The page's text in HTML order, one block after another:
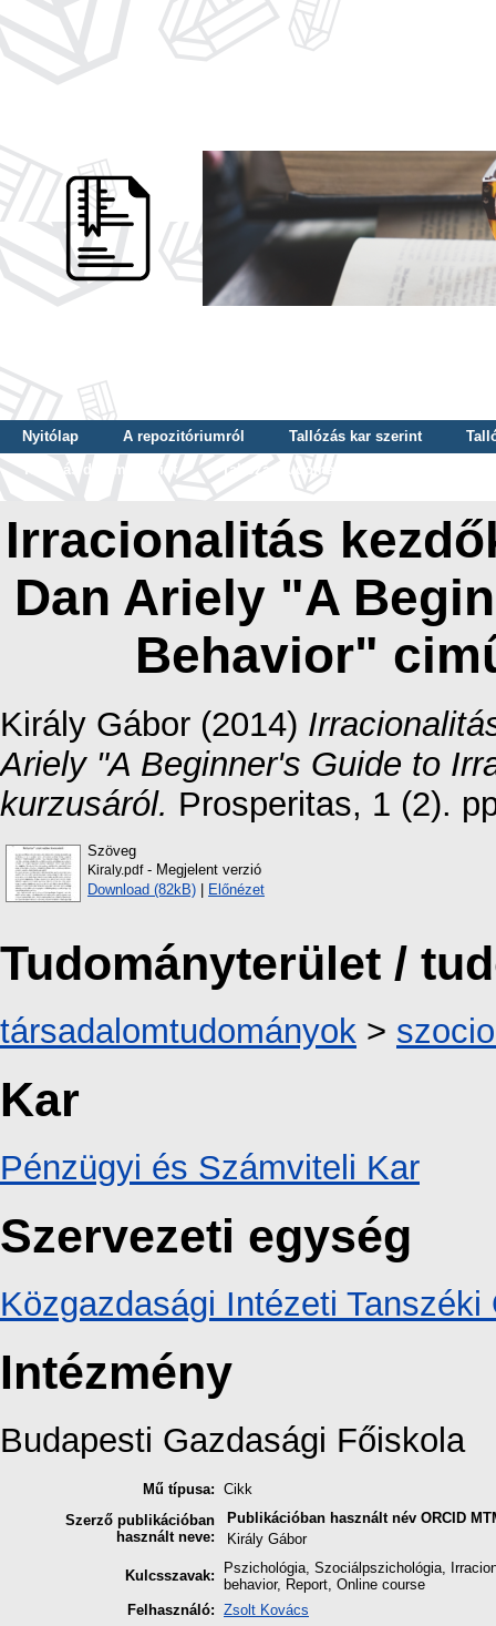
Nyitólap A repozitóriumról Tallózás kar szerint
Tallózás dátum szerint
Tallózás tudományterület szerint
Irracionalitás
Dan Ariely "A
Behavior"
Király Gábor (2014)
Ariely "A Beginner's Guide to
kurzusáról. Prosperitas, 1 (2).
Szöveg
Kiraly.pdf- Megjelent verzió
Download (82kB) | Előnézet
Tudományterület /
társadalomtudományok >
Kar
Pénzügyi és Számviteli Kar
Szervezeti egység
Közgazdasági Intézeti Tanszéki
Intézmény
Budapesti Gazdasági Főiskola
Mű típusa: Cikk
Szerző publikációban
használt neve:
Publikációban használt név ORCID
Király Gábor
Kulcsszavak:
Pszichológia, Szociálpszichológia,
behavior, Report, Online course
Felhasználó: Zsolt Kovács